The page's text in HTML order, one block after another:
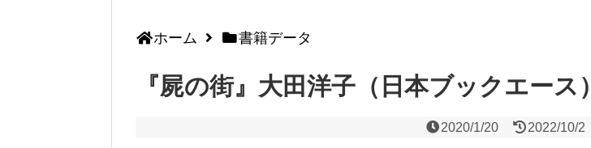
ホーム 書籍データ
『屍の街』大田洋子（日本ブックエース）
2020/1/20 2022/10/2